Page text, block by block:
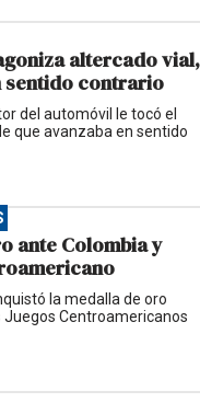
altercado vial,
sentido contrario
del automóvil le tocó el
que avanzaba en sentido
ante Colombia y
la medalla de oro
Centroamericanos